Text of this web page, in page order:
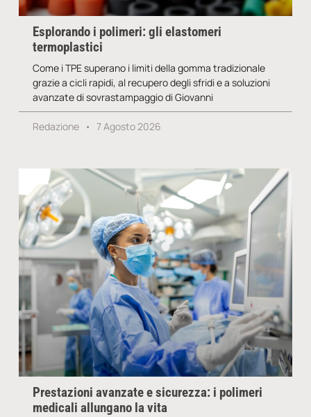
Esplorando i polimeri: gli elastomeri
termoplastici
Come i TPE superano i limiti della gomma tradizionale
grazie a cicli rapidi, al recupero degli sfridi e a soluzioni
avanzate di sovrastampaggio di Giovanni
Redazione 7 Agosto 2026
Prestazioni avanzate e sicurezza: i polimeri
medicali allungano la vita